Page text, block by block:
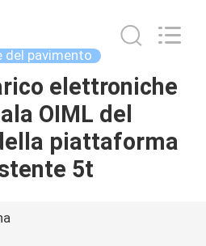
del pavimento
elettroniche
OIML del
piattaforma
5t